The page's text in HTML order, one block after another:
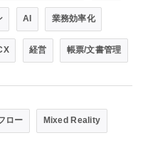
AI 業務効率化
経営 帳票/文書管理
ロー Mixed Reality